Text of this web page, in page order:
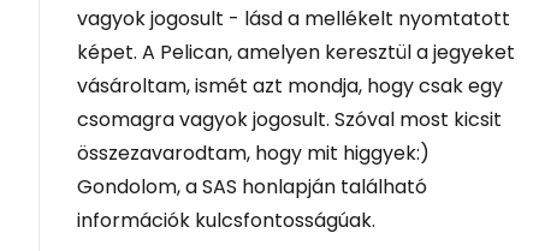
vagyok jogosult - lásd a mellékelt nyomtatott
képet. A Pelican, amelyen keresztül a jegyeket
vásároltam, ismét azt mondja, hogy csak egy
csomagra vagyok jogosult. Szóval most kicsit
összezavarodtam, hogy mit higgyek:)
Gondolom, a SAS honlapján található
információk kulcsfontosságúak.